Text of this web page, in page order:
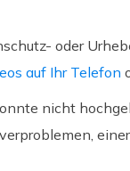
oder
auf Ihr Telefon
nicht